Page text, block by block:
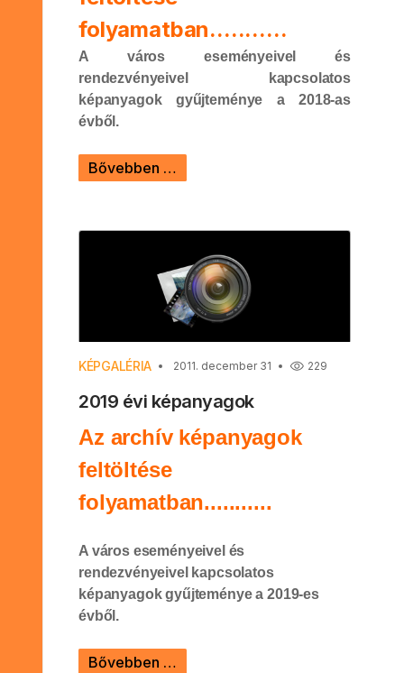
folyamatban...........
A város eseményeivel és
rendezvényeivel kapcsolatos
képanyagok gyűjteménye a 2018-as
évből.
Bővebben …
KÉPGALÉRIA 2011. december 31 229
2019 évi képanyagok
Az archív képanyagok
feltöltése
folyamatban...........
A város eseményeivel és
rendezvényeivel kapcsolatos
képanyagok gyűjteménye a 2019-es
évből.
Bővebben …